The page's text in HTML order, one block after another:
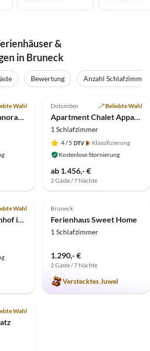
&
in Bruneck
Bewertung
Anzahl Schlafzimmer
Wahl
Ferienwohnung Panorama auf dem Felderhof
Dolomiten Beliebte Wahl
Apartment Chalet Appartement
1 Schlafzimmer
4/ 5
Klassifizierung
Kostenlose Stornierung
ab 1.456,- €
2 Gäste / 7 Nächte
Wahl
Bauernhof Lampenhof in Südtirol
5.0 (1)
Bruneck
Ferienhaus Sweet Home
1 Schlafzimmer
1.290,- €
2 Gäste / 7 Nächte
Verstecktes Juwel
Wahl